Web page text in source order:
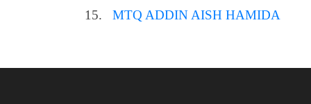
15.MTQ ADDIN AISH HAMIDA